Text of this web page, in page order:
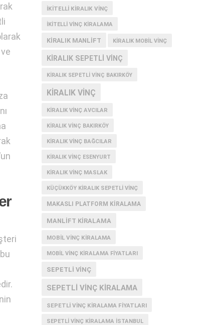
IKITELLI KIRALIK VINÇ
IKITELLI VINÇ KIRALAMA
KIRALIK MANLIFT KIRALIK MOBIL VINÇ
KIRALIK SEPETLI VINÇ
KIRALIK SEPETLI VINÇ BAKIRKÖY
KIRALIK VINÇ
KIRALIK VINÇ AVCILAR
KIRALIK VINÇ BAKIRKÖY
KIRALIK VINÇ BAĞCILAR
KIRALIK VINÇ ESENYURT
KIRALIK VINÇ MASLAK
KÜÇÜKKÖY KIRALIK SEPETLI VINÇ
MAKASLI PLATFORM KIRALAMA
MANLIFT KIRALAMA
MOBIL VINÇ KIRALAMA
MOBIL VINÇ KIRALAMA FIYATLARI
SEPETLI VINÇ
SEPETLI VINÇ KIRALAMA
SEPETLI VINÇ KIRALAMA FIYATLARI
SEPETLI VINÇ KIRALAMA İSTANBUL